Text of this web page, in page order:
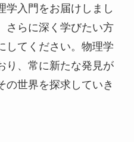
学入門をお届けしまし
さらに深く学びたい方
してください。物理学
り、常に新たな発見が
の世界を探求していき